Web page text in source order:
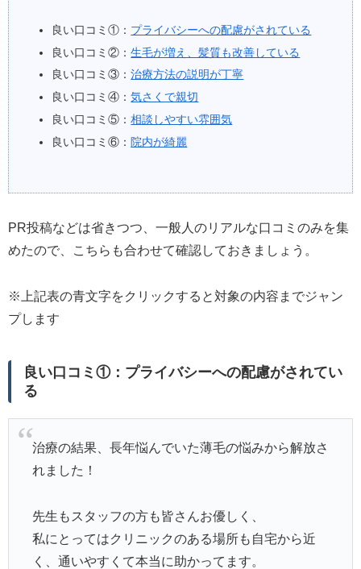
良い口コミ①： プライバシーへの配慮がされている
良い口コミ②：生毛が増え、髪質も改善している
良い口コミ③：治療方法の説明が丁寧
良い口コミ④：気さくで親切
良い口コミ⑤：相談しやすい雰囲気
良い口コミ⑥： 院内が綺麗
PR投稿などは省きつつ、一般人のリアルな口コミのみを集
めたので、こちらも合わせて確認しておきましょう。
※上記表の青文字をクリックすると対象の内容までジャン
プします
良い口コミ①：プライバシーへの配慮がされてい
る
治療の結果、長年悩んでいた薄毛の悩みから解放さ
れました！
先生もスタッフの方も皆さんお優しく、
私にとってはクリニックのある場所も自宅から近
く、通いやすくて本当に助かってます。